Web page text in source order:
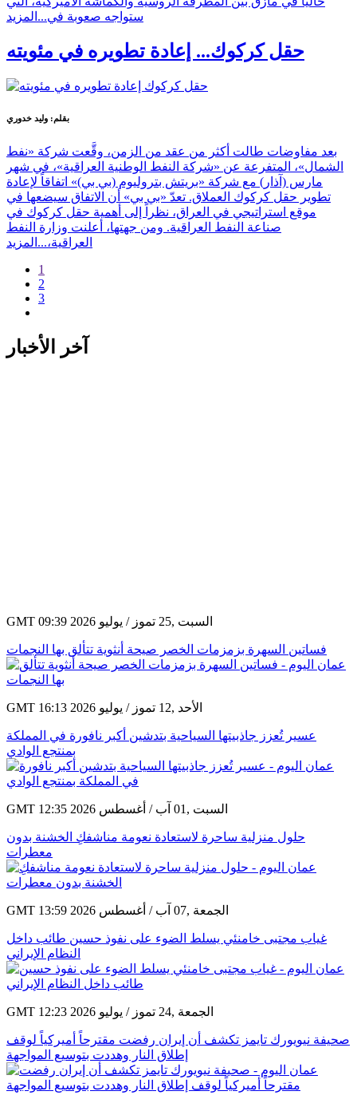
ستواجه صعوبة في... المزيد
حقل كركوك... إعادة تطويره في مئويته
بقلم: وليد خدوري
بعد مفاوضات طالت أكثر من عقد من الزمن، وقَّعت شركة «نفط
الشمال»، المتفرعة عن «شركة النفط الوطنية العراقية»، في شهر
مارس (آذار) مع شركة «بريتش بتروليوم (بي بي)» اتفاقاً لإعادة
تطوير حقل كركوك العملاق. تعدّ «بي بي» أن الاتفاق سيضعها في
موقع استراتيجي في العراق، نظراً إلى أهمية حقل كركوك في
صناعة النفط العراقية. ومن جهتها، أعلنت وزارة النفط
العراقية،... المزيد
1
2
3
آخر الأخبار
GMT 09:39 2026 السبت ,25 تموز / يوليو
فساتين السهرة بزمزمات الخصر صيحة أنثوية تتألق بها النجمات
GMT 16:13 2026 الأحد ,12 تموز / يوليو
عسير تُعزز جاذبيتها السياحية بتدشين أكبر نافورة في المملكة
بمنتجع الوادي
GMT 12:35 2026 السبت ,01 آب / أغسطس
حلول منزلية ساحرة لاستعادة نعومة مناشفكِ الخشنة بدون
معطرات
GMT 13:59 2026 الجمعة ,07 آب / أغسطس
غياب مجتبى خامنئي يسلط الضوء على نفوذ حسين طائب داخل
النظام الإيراني
GMT 12:23 2026 الجمعة ,24 تموز / يوليو
صحيفة نيويورك تايمز تكشف أن إيران رفضت مقترحاً أميركياً لوقف
إطلاق النار وهددت بتوسيع المواجهة